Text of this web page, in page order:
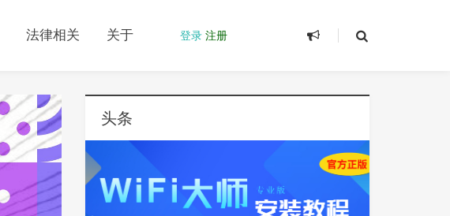
法律相关 关于 登录 注册
头条